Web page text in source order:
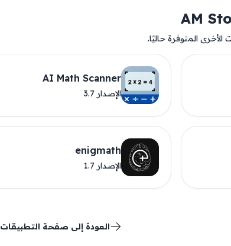
المتوفرة حاليًا.
AI Math Scanner
الإصدار 3.7
enigmath
الإصدار 1.7
العودة إلى صفحة التطبيقات